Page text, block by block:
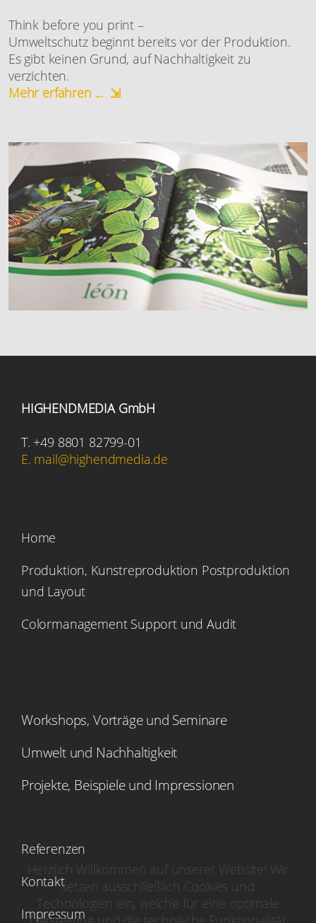
Think before you print –
Umweltschutz beginnt bereits vor der Produktion.
Es gibt keinen Grund, auf Nachhaltigkeit zu
verzichten.
Mehr erfahren ... ⇲
HIGHENDMEDIA GmbH
T. +49 8801 82799-01
E. mail@highendmedia.de
Home
Produktion, Kunstreproduktion Postproduktion
und Layout
Colormanagement Support und Audit
Workshops, Vorträge und Seminare
Umwelt und Nachhaltigkeit
Projekte, Beispiele und Impressionen
Referenzen
Kontakt
Impressum
Herzlich Willkommen auf unserer Website! Wir
setzen ausschließlich Cookies und
Technologien ein, welche für eine optimale